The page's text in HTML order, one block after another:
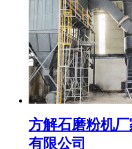
方解石磨粉机
有限公司